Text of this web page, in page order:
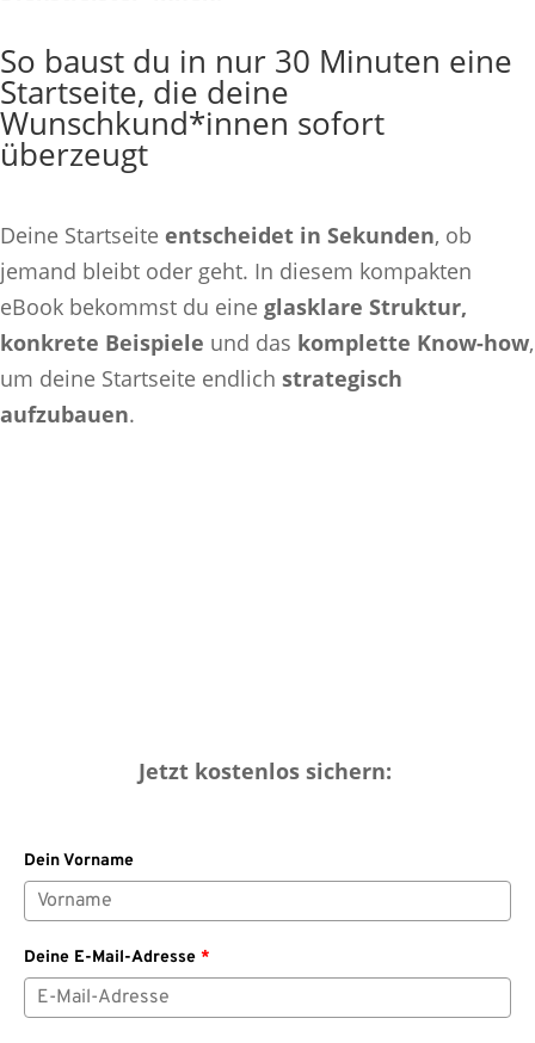
So baust du in nur 30 Minuten eine
Startseite, die deine
Wunschkund*innen sofort
überzeugt
Deine Startseite entscheidet in Sekunden, ob
jemand bleibt oder geht. In diesem kompakten
eBook bekommst du eine glasklare Struktur,
konkrete Beispiele und das komplette Know-how,
um deine Startseite endlich strategisch
aufzubauen.
Jetzt kostenlos sichern:
Dein Vorname
Deine E-Mail-Adresse *